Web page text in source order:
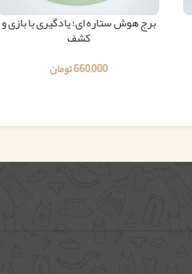
برج هوش ستاره ای؛ یادگیری با بازی و
کشف
660,000تومان